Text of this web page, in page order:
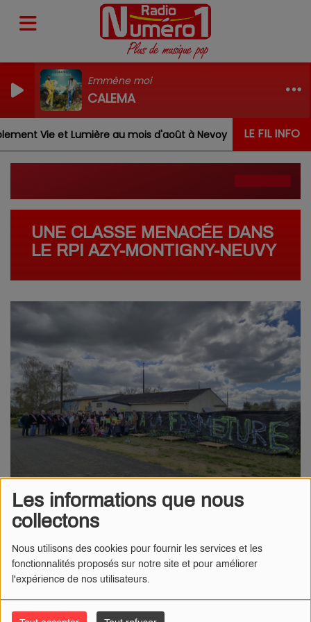
Les informations que nous
collectons
Nous utilisons des cookies pour fournir les services et les
fonctionnalités proposés sur notre site et pour améliorer
l'expérience de nos utilisateurs.
Emmène moi
CALEMA
LE FIL INFO
Vie et Lumière au mois d'août à Nevoy Louis,
UNE CLASSE MENACÉE DANS
LE RPI AZY-MONTIGNY-NEUVY
31 MARS 2026
Radio Numéro 1- Dans le regroupement scolaire d’Azy,
d’une classe dès septembre 2026 suscite une vive